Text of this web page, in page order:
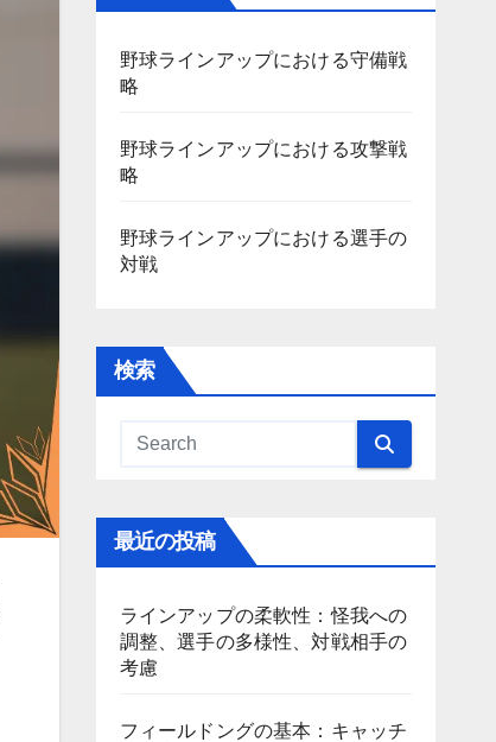
野球ラインアップにおける守備戦
略
野球ラインアップにおける攻撃戦
略
野球ラインアップにおける選手の
対戦
検索
最近の投稿
ラインアップの柔軟性：怪我への
調整、選手の多様性、対戦相手の
考慮
フィールドングの基本：キャッチ